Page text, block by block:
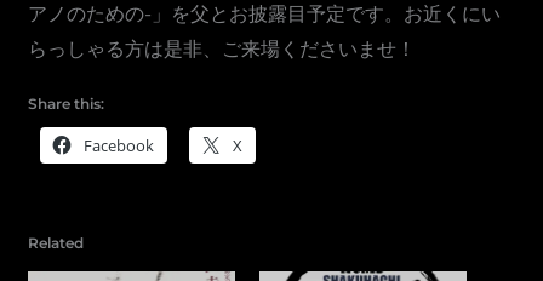
アノのための-」を父とお披露目予定です。お近くにい
らっしゃる方は是非、ご来場くださいませ！
Share this:
Facebook X
Related